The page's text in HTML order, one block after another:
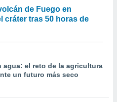
de Fuego en
cráter tras 50 horas de
agua: el reto de la agricultura
un futuro más seco